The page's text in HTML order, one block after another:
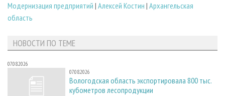
Модернизация предприятий | Алексей Костин | Архангельская
область
НОВОСТИ ПО ТЕМЕ
07.08.2026
07.08.2026
Вологодская область экспортировала 800 тыс.
кубометров лесопродукции